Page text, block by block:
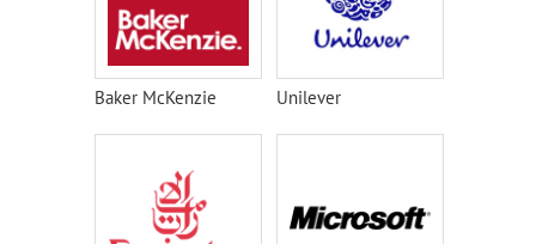
Baker McKenzie Unilever